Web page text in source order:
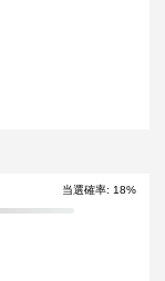
当選確率: 18%